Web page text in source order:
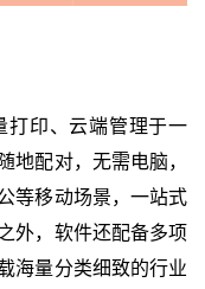
打印、云端管理于一
地配对，无需电脑，
等移动场景，一站式
外，软件还配备多项
海量分类细致的行业